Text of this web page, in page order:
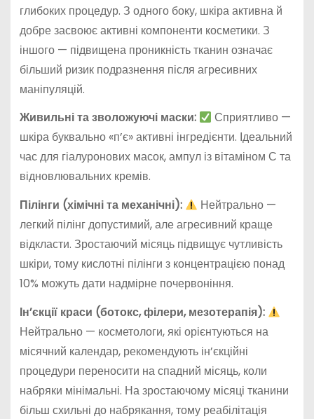
глибоких процедур. З одного боку, шкіра активна й
добре засвоює активні компоненти косметики. З
іншого — підвищена проникність тканин означає
більший ризик подразнення після агресивних
маніпуляцій.
Живильні та зволожуючі маски:
Сприятливо —
шкіра буквально «п’є» активні інгредієнти. Ідеальний
час для гіалуронових масок, ампул із вітаміном С та
відновлювальних кремів.
Пілінги (хімічні та механічні):
Нейтрально —
легкий пілінг допустимий, але агресивний краще
відкласти. Зростаючий місяць підвищує чутливість
шкіри, тому кислотні пілінги з концентрацією понад
10% можуть дати надмірне почервоніння.
Ін’єкції краси (ботокс, філери, мезотерапія):
Нейтрально — косметологи, які орієнтуються на
місячний календар, рекомендують ін’єкційні
процедури переносити на спадний місяць, коли
набряки мінімальні. На зростаючому місяці тканини
більш схильні до набрякання, тому реабілітація